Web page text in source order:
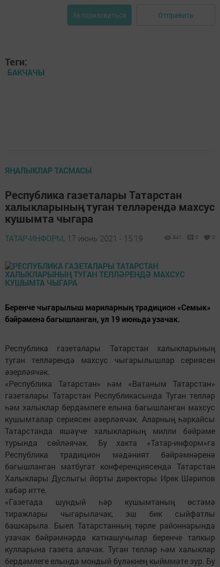
Авторизоваться Отправить
Теги:
БАКЧАЧЫ
ЯҢАЛЫКЛАР ТАСМАСЫ
Республика газеталары Татарстан
халыкларының туган телләрендә махсус
кушымта чыгара
ТАТАР-ИНФОРМ, 17 июнь 2021 - 15:19 841 0 0
Беренче чыгарылыш мариларның традицион «Семык»
бәйрәменә багышланган, ул 19 июньдә узачак.
Республика газеталары Татарстан халыкларының
туган телләрендә махсус чыгарылышлар сериясен
әзерләячәк.
«Республика Татарстан» һәм «Ватаным Татарстан»
газеталары Татарстан Республикасында Туган телләр
һәм халыклар бердәмлеге елына багышланган махсус
кушымталар сериясен әзерләячәк. Аларның һәркайсы
Татарстанда яшәүче халыкларның милли бәйрәме
турында сөйләячәк. Бу хакта «Татар-информ»га
Республика традицион мәдәният бәйрәмнәренә
багышланган матбугат конференциясендә Татарстан
Халыклары Дуслыгы йорты директоры Ирек Шәрипов
хәбәр итте.
«Газетада шундый һәр кушымтаның өстәмә
тиражлары чыгарылачак, эш бик сыйфатлы
башкарыла. Быел Татарстанның төрле районнарында
узачак бәйрәмнәрдә катнашучылар беренче тапкыр
кулларына газета алачак. Туган телләр һәм халыклар
бердәмлеге елында мондый бүләкнең кыйммәте зур. Бу